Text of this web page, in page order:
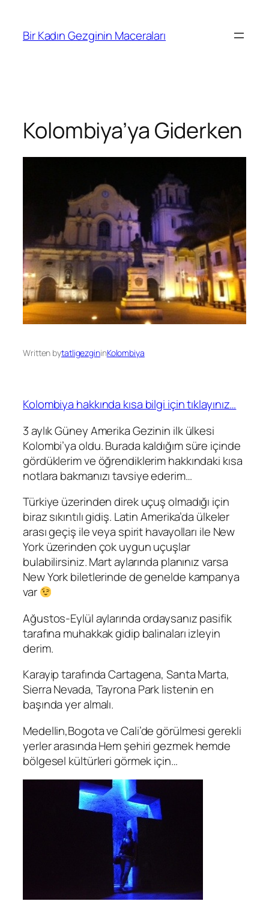
Bir Kadın Gezginin Maceraları
Kolombiya’ya Giderken
Written bytatligezgininKolombiya
Kolombiya hakkında kısa bilgi için tıklayınız…
3 aylık Güney Amerika Gezinin ilk ülkesi
Kolombi’ya oldu. Burada kaldığım süre içinde
gördüklerim ve öğrendiklerim hakkındaki kısa
notlara bakmanızı tavsiye ederim…
Türkiye üzerinden direk uçuş olmadığı için
biraz sıkıntılı gidiş. Latin Amerika’da ülkeler
arası geçiş ile veya spirit havayolları ile New
York üzerinden çok uygun uçuşlar
bulabilirsiniz. Mart aylarında planınız varsa
New York biletlerinde de genelde kampanya
var
Ağustos-Eylül aylarında ordaysanız pasifik
tarafına muhakkak gidip balinaları izleyin
derim.
Karayip tarafında Cartagena, Santa Marta,
Sierra Nevada, Tayrona Park listenin en
başında yer almalı.
Medellin,Bogota ve Cali’de görülmesi gerekli
yerler arasında Hem şehiri gezmek hemde
bölgesel kültürleri görmek için…